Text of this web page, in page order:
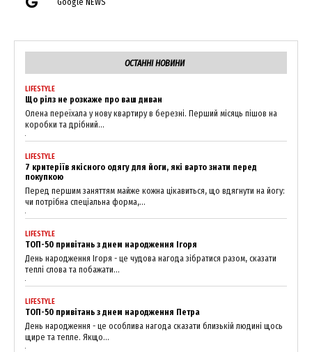
Magazine PRO
Company
About
ОСТАННІ НОВИНИ
LIFESTYLE
Що рілз не розкаже про ваш диван
Олена переїхала у нову квартиру в березні. Перший місяць пішов на
коробки та дрібний...
LIFESTYLE
7 критеріїв якісного одягу для йоги, які варто знати перед
покупкою
Перед першим заняттям майже кожна цікавиться, що вдягнути на йогу:
чи потрібна спеціальна форма,...
LIFESTYLE
ТОП-50 привітань з днем народження Ігоря
День народження Ігоря - це чудова нагода зібратися разом, сказати
теплі слова та побажати...
LIFESTYLE
ТОП-50 привітань з днем народження Петра
День народження - це особлива нагода сказати близькій людині щось
щире та тепле. Якщо...